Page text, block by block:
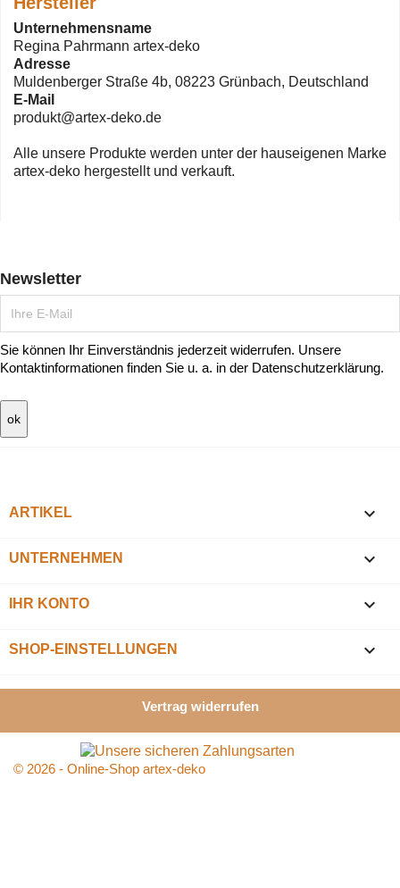
Unternehmensname
Regina Pahrmann artex-deko
Adresse
Muldenberger Straße 4b, 08223 Grünbach, Deutschland
E-Mail
produkt@artex-deko.de
Alle unsere Produkte werden unter der hauseigenen Marke
artex-deko hergestellt und verkauft.
Newsletter
Sie können Ihr Einverständnis jederzeit widerrufen. Unsere
Kontaktinformationen finden Sie u. a. in der Datenschutzerklärung.
ARTIKEL 
UNTERNEHMEN 
IHR KONTO 
SHOP-EINSTELLUNGEN keyboard_arrow_down
Vertrag widerrufen
© 2026 - Online-Shop artex-deko